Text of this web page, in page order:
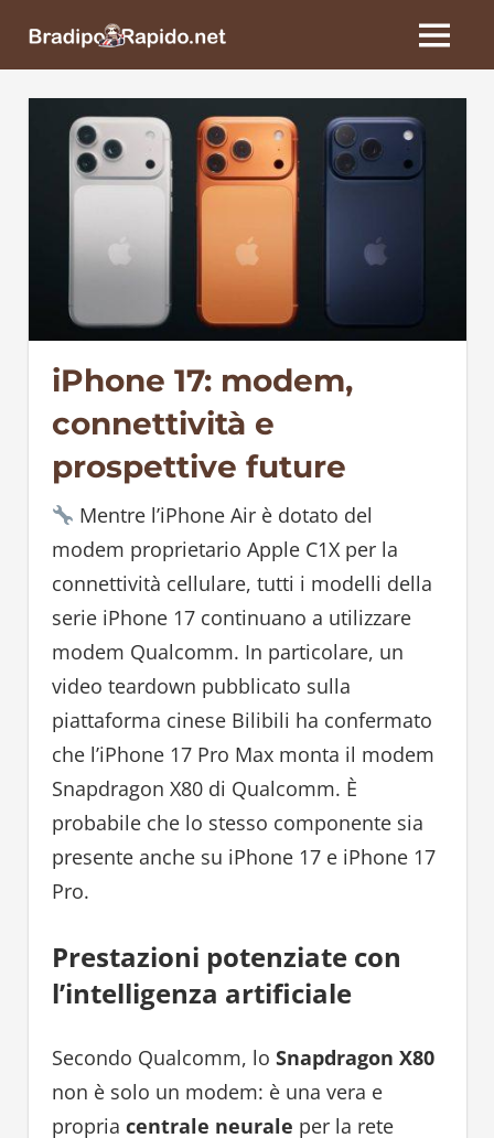
BradipoRapido.net
MENU
iPhone 17: modem,
connettività e
prospettive future
Mentre l’iPhone Air è dotato del
modem proprietario Apple C1X per la
connettività cellulare, tutti i modelli della
serie iPhone 17 continuano a utilizzare
modem Qualcomm. In particolare, un
video teardown pubblicato sulla
piattaforma cinese Bilibili ha confermato
che l’iPhone 17 Pro Max monta il modem
Snapdragon X80 di Qualcomm. È
probabile che lo stesso componente sia
presente anche su iPhone 17 e iPhone 17
Pro.
Prestazioni potenziate con
l’intelligenza artificiale
Secondo Qualcomm, lo Snapdragon X80
non è solo un modem: è una vera e
propria centrale neurale per la rete